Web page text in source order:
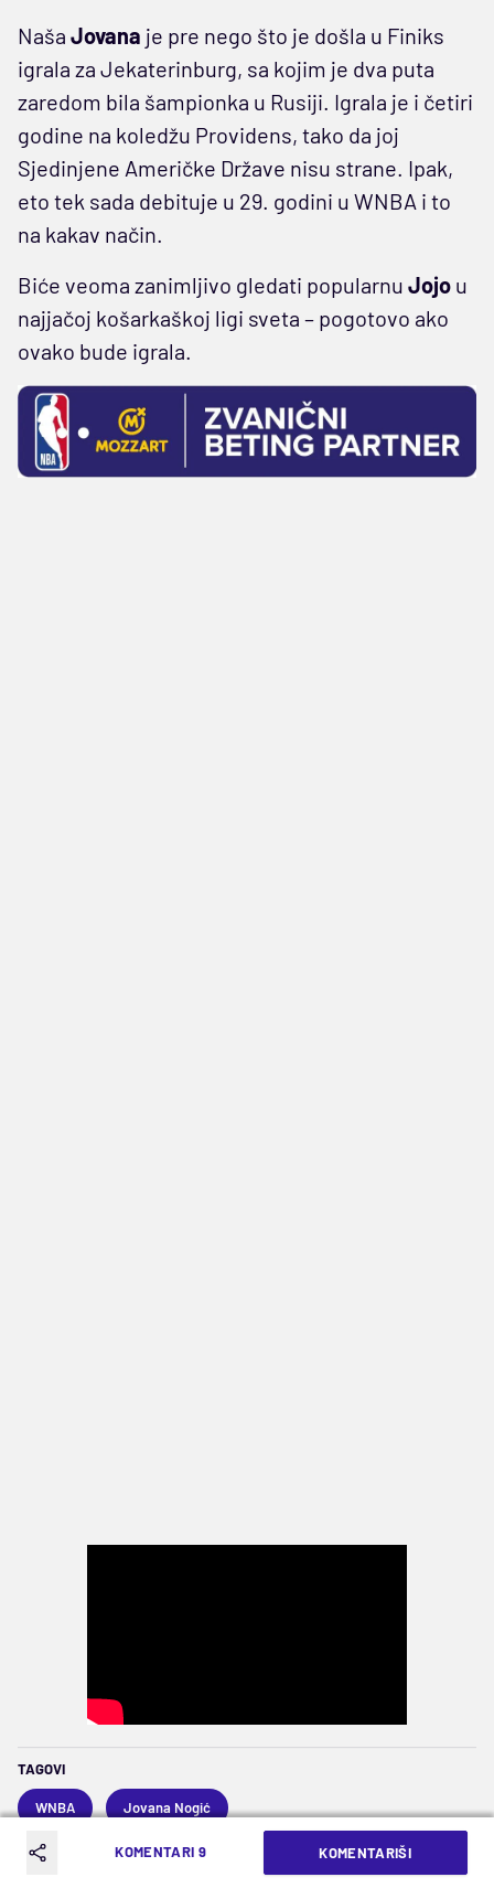
Naša Jovana je pre nego što je došla u Finiks
igrala za Jekaterinburg, sa kojim je dva puta
zaredom bila šampionka u Rusiji. Igrala je i četiri
godine na koledžu Providens, tako da joj
Sjedinjene Američke Države nisu strane. Ipak,
eto tek sada debituje u 29. godini u WNBA i to
na kakav način.
Biće veoma zanimljivo gledati popularnu Jojo u
najjačoj košarkaškoj ligi sveta – pogotovo ako
ovako bude igrala.
TAGOVI
WNBA Jovana Nogić
KOMENTARI 9 KOMENTARIŠI